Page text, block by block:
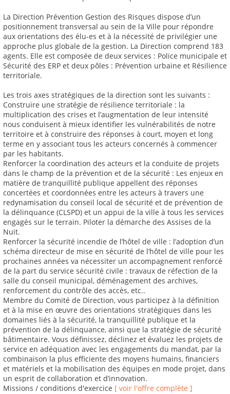
La Direction Prévention Gestion des Risques dispose d’un
positionnement transversal au sein de la Ville pour répondre
aux orientations des élu-es et à la nécessité de privilégier une
approche plus globale de la gestion. La Direction comprend 183
agents. Elle est composée de deux services : Police municipale et
Sécurité des ERP et deux pôles : Prévention urbaine et Résilience
territoriale.
Les trois axes stratégiques de la direction sont les suivants :
Construire une stratégie de résilience territoriale : la
multiplication des crises et l’augmentation de leur intensité
nous conduisent à mieux identifier les vulnérabilités de notre
territoire et à construire des réponses à court, moyen et long
terme en y associant tous les acteurs concernés à commencer
par les habitants.
Renforcer la coordination des acteurs et la conduite de projets
dans le champ de la prévention et de la sécurité : Les enjeux en
matière de tranquillité publique appellent des réponses
concertées et coordonnées entre les acteurs à travers une
redynamisation du conseil local de sécurité et de prévention de
la délinquance (CLSPD) et un appui de la ville à tous les services
engagés sur le terrain. Piloter la démarche des Assises de la
Nuit.
Renforcer la sécurité incendie de l’hôtel de ville : l’adoption d’un
schéma directeur de mise en sécurité de l’hôtel de ville pour les
prochaines années va nécessiter un accompagnement renforcé
de la part du service sécurité civile : travaux de réfection de la
salle du conseil municipal, déménagement des archives,
renforcement du contrôle des accès, etc..
Membre du Comité de Direction, vous participez à la définition
et à la mise en œuvre des orientations stratégiques dans les
domaines liés à la sécurité, la tranquillité publique et la
prévention de la délinquance, ainsi que la stratégie de sécurité
bâtimentaire. Vous définissez, déclinez et évaluez les projets de
service en adéquation avec les engagements du mandat, par la
combinaison la plus efficiente des moyens humains, financiers
et matériels et la mobilisation des équipes en mode projet, dans
un esprit de collaboration et d’innovation.
Missions / conditions d'exercice [ voir l'offre complète ]